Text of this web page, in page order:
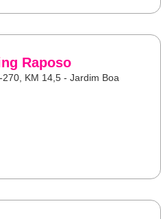
Raposo
KM 14,5 - Jardim Boa